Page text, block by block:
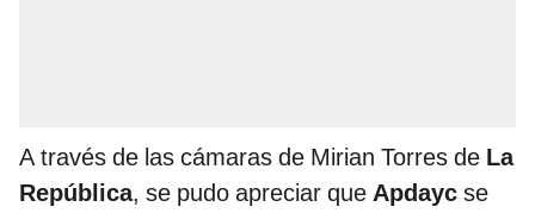
A través de las cámaras de Mirian Torres de La
República, se pudo apreciar que Apdayc se